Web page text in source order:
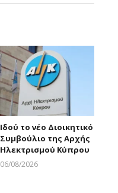
Ιδού το νέο Διοικητικό
Συμβούλιο της Αρχής
Ηλεκτρισμού Κύπρου
06/08/2026